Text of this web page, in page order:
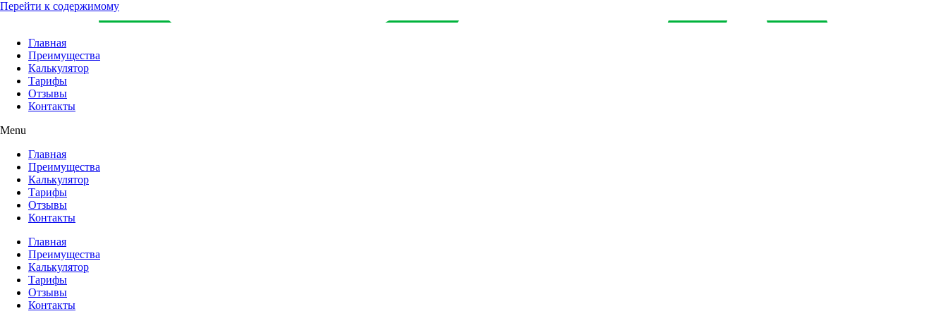
Перейти к содержимому
Главная
Преимущества
Калькулятор
Тарифы
Отзывы
Контакты
Menu
Главная
Преимущества
Калькулятор
Тарифы
Отзывы
Контакты
Главная
Преимущества
Калькулятор
Тарифы
Отзывы
Контакты